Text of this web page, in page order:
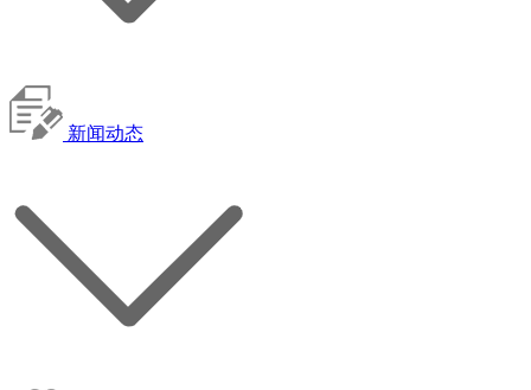
新闻动态